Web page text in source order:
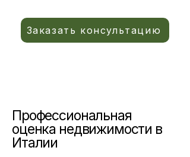
Заказать консультацию
Профессиональная
оценка недвижимости в
Италии